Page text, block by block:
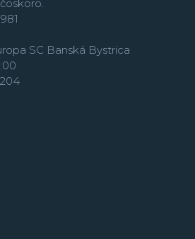
SC Banská Bystrica